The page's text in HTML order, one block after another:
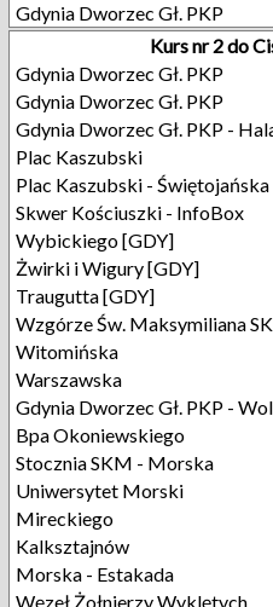
Gdynia Dworzec Gł. PKP
Kurs nr 2 do
Gdynia Dworzec Gł. PKP
Gdynia Dworzec Gł. PKP
Gdynia Dworzec Gł. PKP -
Plac Kaszubski
Plac Kaszubski - Świętojańska
Skwer Kościuszki - InfoBox
Wybickiego [GDY]
Żwirki i Wigury [GDY]
Traugutta [GDY]
Wzgórze Św. Maksymiliana
Witomińska
Warszawska
Gdynia Dworzec Gł. PKP -
Bpa Okoniewskiego
Stocznia SKM - Morska
Uniwersytet Morski
Mireckiego
Kalksztajnów
Morska - Estakada
Węzeł Żołnierzy Wyklętych